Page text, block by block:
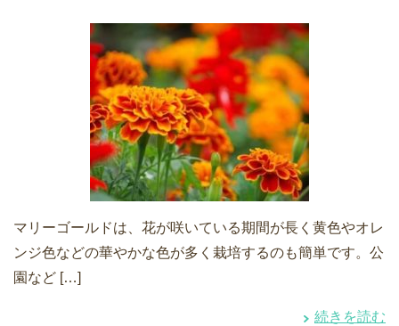
マリーゴールドは、花が咲いている期間が長く黄色やオレ
ンジ色などの華やかな色が多く栽培するのも簡単です。公
園など […]
続きを読む